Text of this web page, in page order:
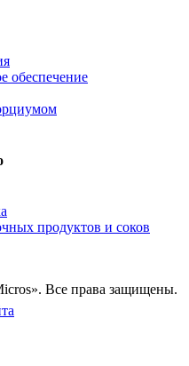
обеспечение
продуктов и соков
Все права защищены.